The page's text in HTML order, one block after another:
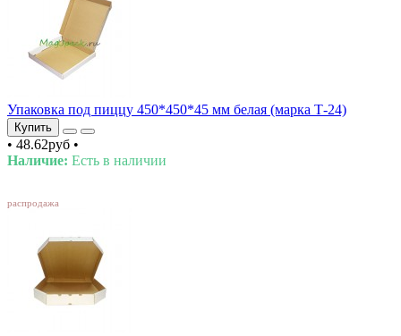
Упаковка под пиццу 450*450*45 мм белая (марка Т-24)
Купить
• 48.62руб •
Наличие: Есть в наличии
распродажа